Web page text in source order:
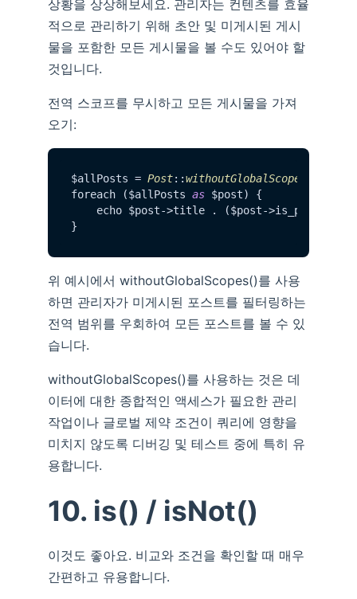
상황을 상상해보세요. 관리자는 컨텐츠를 효율
적으로 관리하기 위해 초안 및 미게시된 게시
물을 포함한 모든 게시물을 볼 수도 있어야 할
것입니다.
전역 스코프를 무시하고 모든 게시물을 가져
오기:
$allPosts = Post::withoutGlobalScopes
foreach ($allPosts as $post) {
echo $post->title . ($post-
위 예시에서 withoutGlobalScopes()를 사용
하면 관리자가 미게시된 포스트를 필터링하는
전역 범위를 우회하여 모든 포스트를 볼 수 있
습니다.
withoutGlobalScopes()를 사용하는 것은 데
이터에 대한 종합적인 액세스가 필요한 관리
작업이나 글로벌 제약 조건이 쿼리에 영향을
미치지 않도록 디버깅 및 테스트 중에 특히 유
용합니다.
10. is() / isNot()
이것도 좋아요. 비교와 조건을 확인할 때 매우
간편하고 유용합니다.